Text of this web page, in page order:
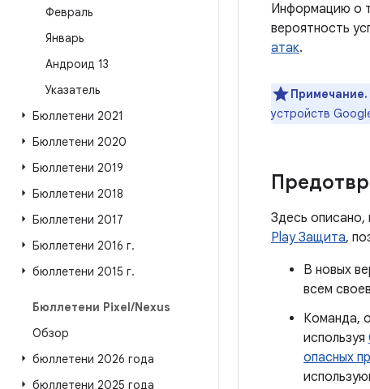
Февраль
Январь
Андроид 13
Указатель
Бюллетени 2021
Бюллетени 2020
Бюллетени 2019
Бюллетени 2018
Бюллетени 2017
Бюллетени 2016 г.
бюллетени 2015 г.
Бюллетени Pixel/Nexus
Обзор
бюллетени 2026 года
бюллетени 2025 года
Информацию о
вероятность
атак.
Примечание.
устройств
Здесь описано,
Play Защита,
В новых
всем
Команда,
используя
опасных